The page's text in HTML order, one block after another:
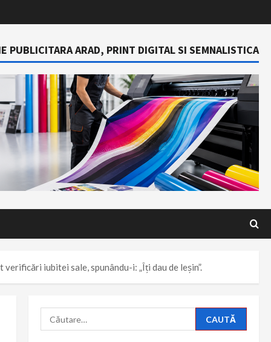
PUBLICITARA ARAD, PRINT DIGITAL SI SEMNALISTICA
iubitei sale, spunându-i: „Îți dau de leșin”.
Caută
după: